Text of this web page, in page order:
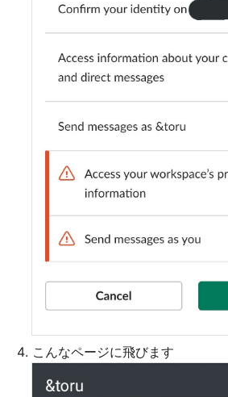
こんなページに飛びます